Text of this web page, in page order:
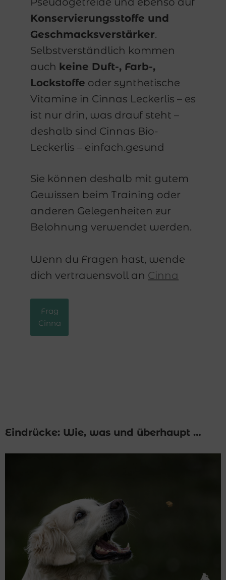
Konservierungsstoffe und
Geschmacksverstärker.
Selbstverständlich kommen
auch keine Duft-, Farb-,
Lockstoffe oder synthetische
Vitamine in Cinnas Leckerlis – es
ist nur drin, was drauf steht –
deshalb sind Cinnas Bio-
Leckerlis – einfach.gesund
Sie können deshalb mit gutem
Gewissen beim Training oder
anderen Gelegenheiten zur
Belohnung verwendet werden.
Wenn du Fragen hast, wende
dich vertrauensvoll an Cinna
Frag
Cinna
Eindrücke: Wie, was und überhaupt …